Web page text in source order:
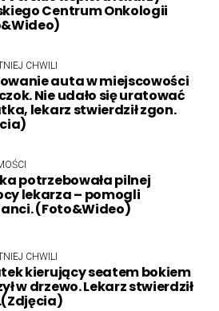
Centrum Onkologii
CHWILI
auta w miejscowości
Nie udało się uratować
lekarz stwierdził zgon.
potrzebowała pilnej
lekarza – pomogli
(Foto&Wideo)
CHWILI
kierujący seatem bokiem
w drzewo. Lekarz stwierdził